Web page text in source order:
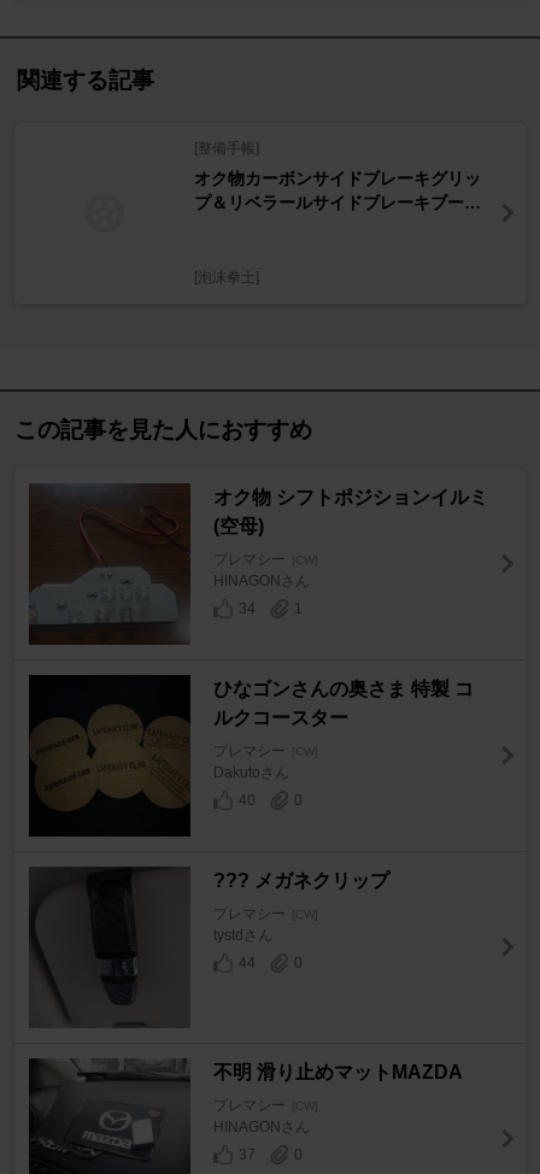
関連する記事
[整備手帳]
オク物カーボンサイドブレーキグリッ
プ＆リベラールサイドブレーキブーツ
[泡沫拳士]
この記事を見た人におすすめ
オク物 シフトポジションイルミ
(空母)
プレマシー [CW]
HINAGONさん
34
1
ひなゴンさんの奥さま 特製 コ
ルクコースター
プレマシー [CW]
Dakutoさん
40
0
??? メガネクリップ
プレマシー [CW]
tystdさん
44
0
不明 滑り止めマットMAZDA
プレマシー [CW]
HINAGONさん
37
0